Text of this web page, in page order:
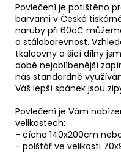
Povlečení je potištěno
barvami v České
naruby při 60oC
a stálobarevnost.
tkalcovny a šicí dílny
době nejoblíbenější
nás standardně
Váš lepší spánek jsou
Povlečení je Vám
velikostech:
- cícha 140x200cm
- polštář ve velikosti